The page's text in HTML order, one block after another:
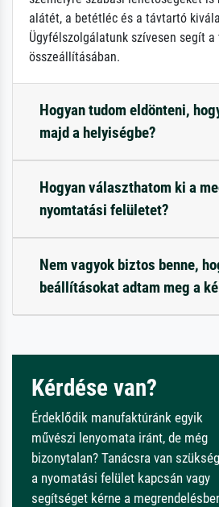
alátét, a betétléc és a távtartó
Ügyfélszolgálatunk szívesen segít
összeállításában.
Hogyan tudom eldönteni,
majd a helyiségbe?
Hogyan választhatom ki a
nyomtatási felületet?
Nem vagyok biztos benne,
beállításokat adtam meg a
Kérdése van?
Érdeklődik manufaktúránk egyik
művészi lenyomata iránt, de még
bizonytalan? Tanácsra van
a nyomatási felület kapcsán vagy
segítséget kérne a